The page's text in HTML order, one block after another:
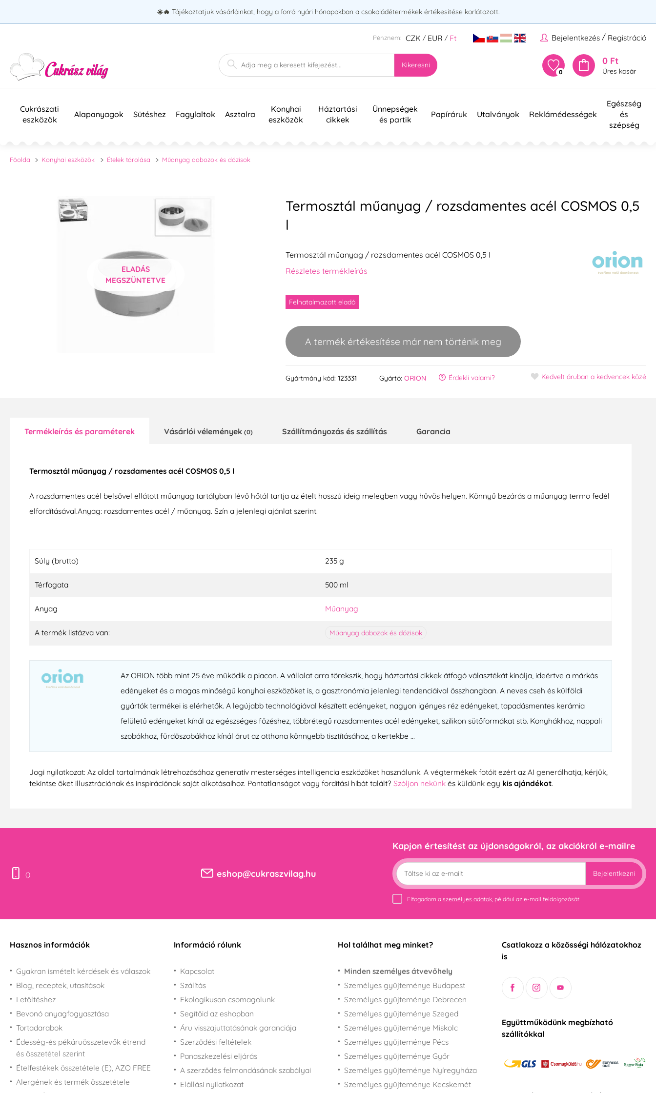
☀️🔥 Tájékoztatjuk vásárlóinkat, hogy a forró nyári hónapokban a csokoládétermékek értékesítése korlátozott.
Bejelentkezés / Registráció
Pénznem: CZK / EUR / Ft
Kikeresni
0
0 Ft
Üres kosár
Cukrászati
eszközök
Alapanyagok Sütéshez Fagylaltok Asztalra
Konyhai
eszközök
Háztartási
cikkek
Ünnepségek
és partik
Papíráruk Utalványok Reklámédességek
Egészség
és
szépség
Főoldal Konyhai eszközök Ételek tárolása Műanyag dobozok és dózisok
ELADÁS
MEGSZÜNTETVE
Termosztál műanyag / rozsdamentes acél COSMOS 0,5
l
Termosztál műanyag / rozsdamentes acél COSMOS 0,5 l
Részletes termékleírás
Felhatalmazott eladó
A termék értékesítése már nem történik meg
Gyártmány kód: 123331 Gyártó: ORION Érdekli valami? Kedvelt áruban a kedvencek közé
Termékleírás és paraméterek Vásárlói vélemények (0) Szállítmányozás és szállítás Garancia
Termosztál műanyag / rozsdamentes acél COSMOS 0,5 l
A rozsdamentes acél belsővel ellátott műanyag tartályban lévő hőtál tartja az ételt hosszú ideig melegben vagy hűvös helyen. Könnyű bezárás a műanyag termo fedél
elfordításával.Anyag: rozsdamentes acél / műanyag. Szín a jelenlegi ajánlat szerint.
Súly (brutto) 235 g
Térfogata 500 ml
Anyag Műanyag
A termék listázva van: Műanyag dobozok és dózisok
Az ORION több mint 25 éve működik a piacon. A vállalat arra törekszik, hogy háztartási cikkek átfogó választékát kínálja, ideértve a márkás
edényeket és a magas minőségű konyhai eszközöket is, a gasztronómia jelenlegi tendenciáival összhangban. A neves cseh és külföldi
gyártók termékei is elérhetők. A legújabb technológiával készített edényeket, nagyon igényes réz edényeket, tapadásmentes kerámia
felületű edényeket kínál az egészséges főzéshez, többrétegű rozsdamentes acél edényeket, szilikon sütőformákat stb. Konyhákhoz, nappali
szobákhoz, fürdőszobákhoz kínál árut az otthona könnyebb tisztításához, a kertekbe ...
Jogi nyilatkozat: Az oldal tartalmának létrehozásához generatív mesterséges intelligencia eszközöket használunk. A végtermékek fotóit ezért az AI generálhatja, kérjük,
tekintse őket illusztrációnak és inspirációnak saját alkotásaihoz. Pontatlanságot vagy fordítási hibát talált? Szóljon nekünk és küldünk egy kis ajándékot.
() eshop@cukraszvilag.hu
Kapjon értesítést az újdonságokról, az akciókról e-mailre
Bejelentkezni
Elfogadom a személyes adatok, például az e-mail feldolgozását
Hasznos információk
Gyakran ismételt kérdések és válaszok
Blog, receptek, utasítások
Letöltéshez
Bevonó anyagfogyasztása
Tortadarabok
Édesség-és pékáruösszetevők étrend
és összetétel szerint
Ételfestékek összetétele (E), AZO FREE
Alergének és termék összetétele
Információ rólunk
Kapcsolat
Szálítás
Ekologikusan csomagolunk
Segítőid az eshopban
Áru visszajuttatásának garanciája
Szerződési feltételek
Panaszkezelési eljárás
A szerződés felmondásának szabályai
Elállási nyilatkozat
Hol találhat meg minket?
Minden személyes átvevőhely
Személyes gyűjteménye Budapest
Személyes gyűjteménye Debrecen
Személyes gyűjteménye Szeged
Személyes gyűjteménye Miskolc
Személyes gyűjteménye Pécs
Személyes gyűjteménye Győr
Személyes gyűjteménye Nyíregyháza
Személyes gyűjteménye Kecskemét
Csatlakozz a közösségi hálózatokhoz
is
Együttműködünk megbízható
szállítókkal